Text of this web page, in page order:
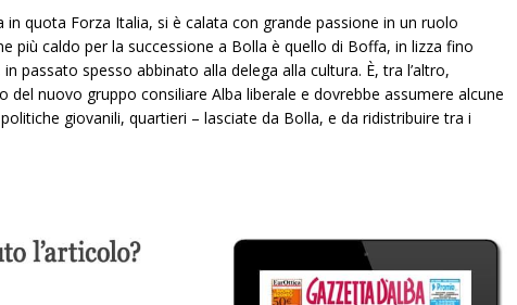
in quota Forza Italia, si è calata con grande passione in un ruolo
più caldo per la successione a Bolla è quello di Boffa, in lizza fino
passato spesso abbinato alla delega alla cultura. È, tra l’altro,
del nuovo gruppo consiliare Alba liberale e dovrebbe assumere alcune
giovanili, quartieri – lasciate da Bolla, e da ridistribuire tra i